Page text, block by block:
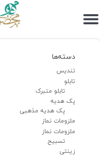
دسته‌ها
تندیس
تابلو
تابلو متبرک
پک هدیه
پک هدیه مذهبی
ملزومات نماز
ملزومات نماز
تسبیح
زینتی